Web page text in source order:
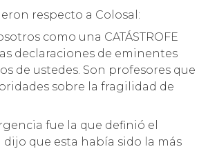
respecto a Colosal:
como una CATÁSTROFE
declaraciones de eminentes
de ustedes. Son profesores que
sobre la fragilidad de
fue la que definió el
que esta había sido la más